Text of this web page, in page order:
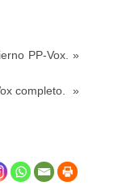
PP-Vox. »
completo. »